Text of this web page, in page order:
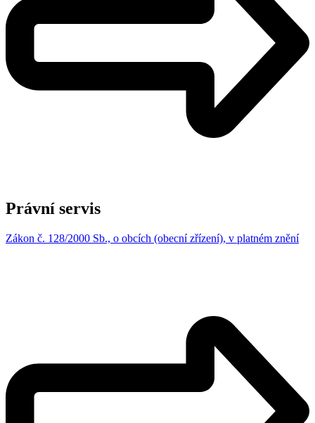
Právní servis
Zákon č. 128/2000 Sb., o obcích (obecní zřízení), v platném znění